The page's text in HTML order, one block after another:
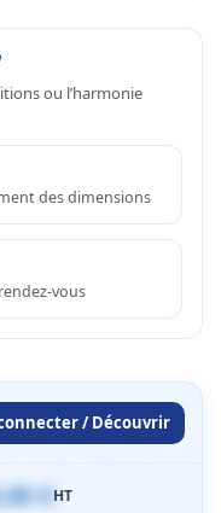
ou l’harmonie
des dimensions
vous
/ Découvrir
€HT